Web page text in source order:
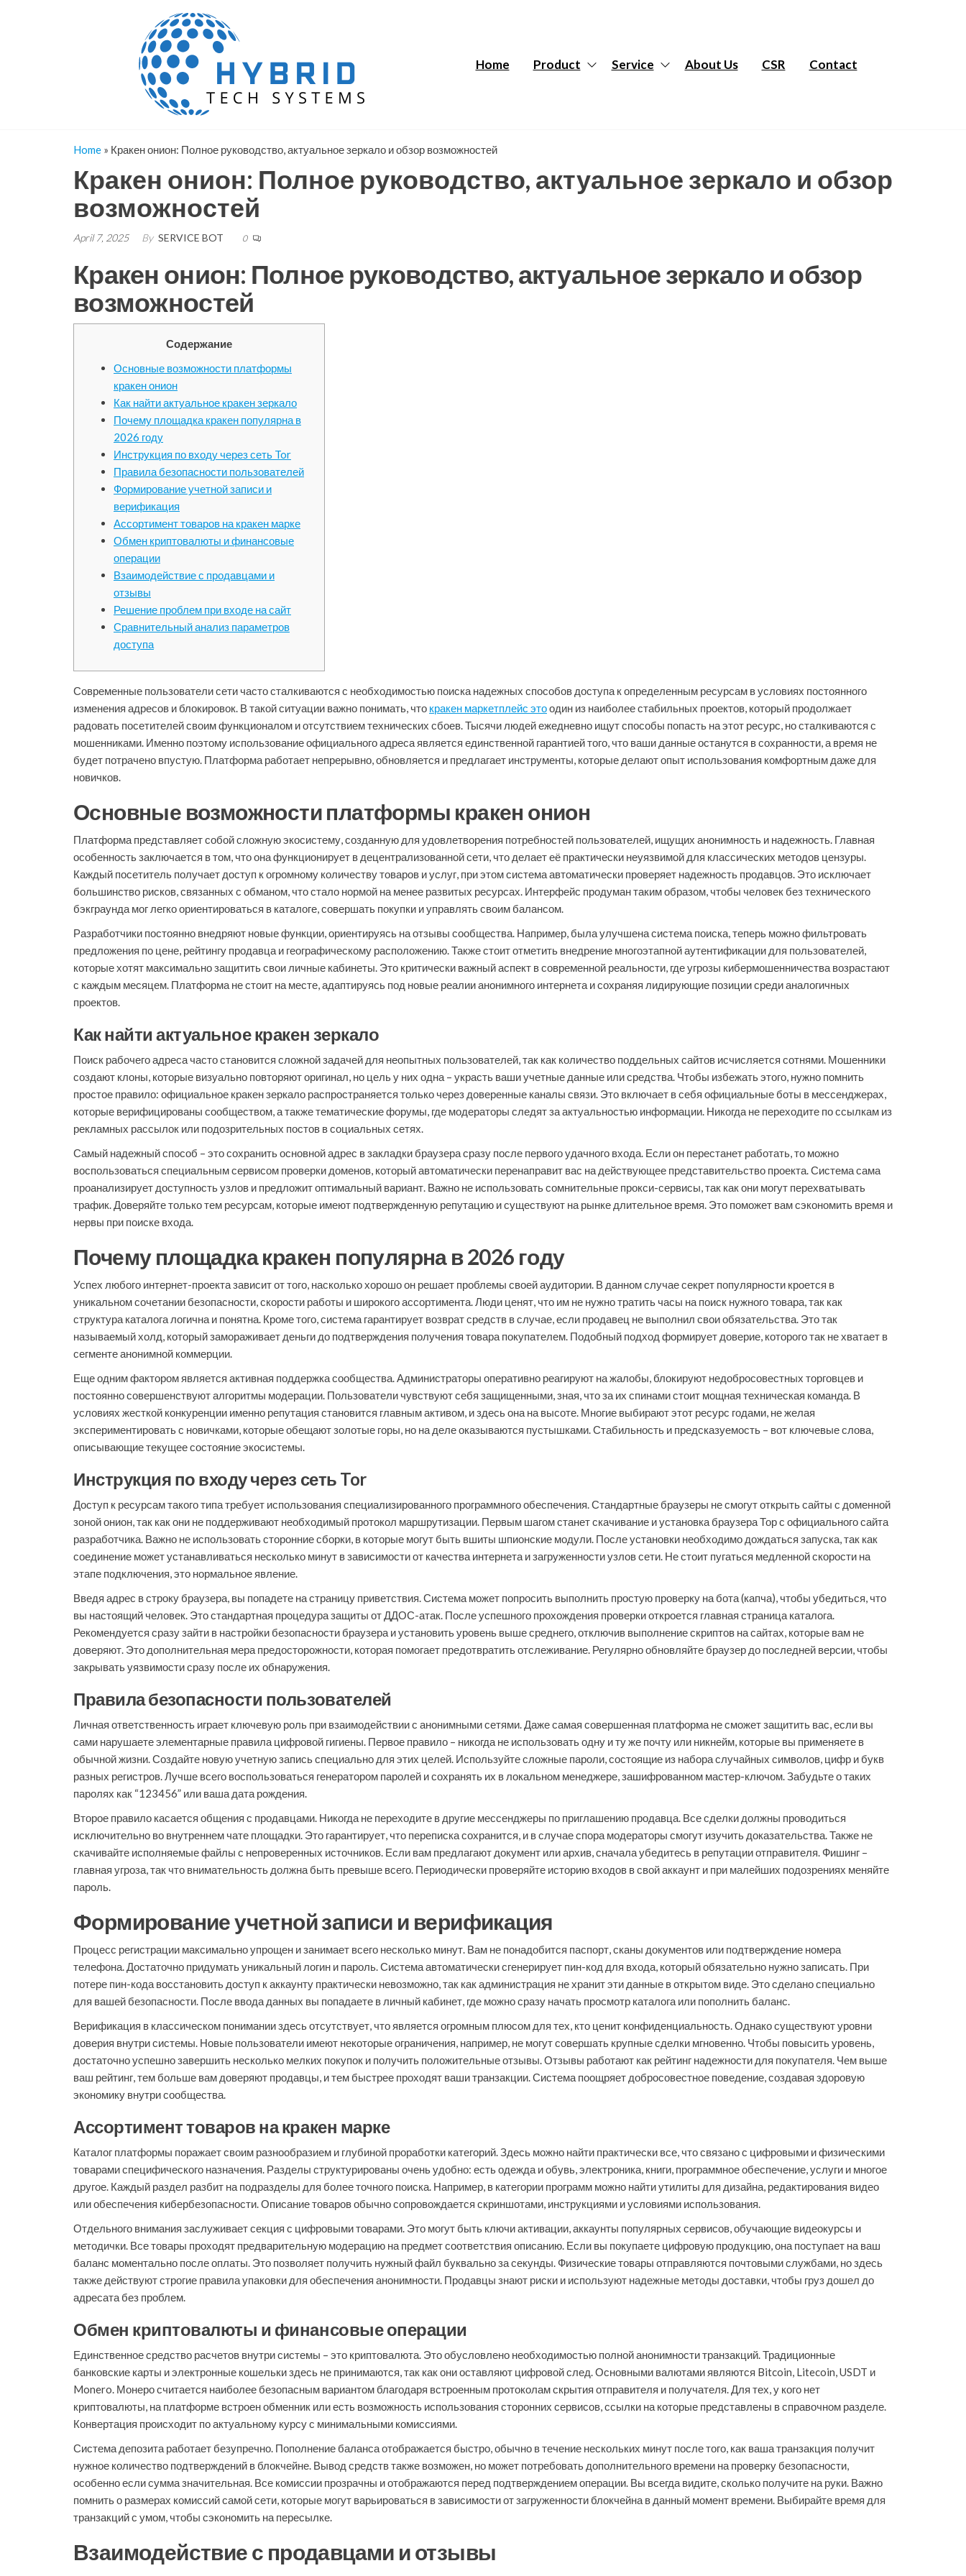
Systems
Home Product Service About Us CSR Contact
Home » Кракен онион: Полное руководство, актуальное зеркало и обзор возможностей
Кракен онион: Полное руководство, актуальное зеркало и обзор
возможностей
April 7, 2025 By SERVICE BOT 0
Кракен онион: Полное руководство, актуальное зеркало и обзор
возможностей
Содержание
Основные возможности платформы
кракен онион
Как найти актуальное кракен зеркало
Почему площадка кракен популярна в
2026 году
Инструкция по входу через сеть Tor
Правила безопасности пользователей
Формирование учетной записи и
верификация
Ассортимент товаров на кракен марке
Обмен криптовалюты и финансовые
операции
Взаимодействие с продавцами и
отзывы
Решение проблем при входе на сайт
Сравнительный анализ параметров
доступа
Современные пользователи сети часто сталкиваются с необходимостью поиска надежных способов доступа к определенным ресурсам в условиях постоянного
изменения адресов и блокировок. В такой ситуации важно понимать, что кракен маркетплейс этоодин из наиболее стабильных проектов, который продолжает
радовать посетителей своим функционалом и отсутствием технических сбоев. Тысячи людей ежедневно ищут способы попасть на этот ресурс, но сталкиваются с
мошенниками. Именно поэтому использование официального адреса является единственной гарантией того, что ваши данные останутся в сохранности, а время не
будет потрачено впустую. Платформа работает непрерывно, обновляется и предлагает инструменты, которые делают опыт использования комфортным даже для
новичков.
Основные возможности платформы кракен онион
Платформа представляет собой сложную экосистему, созданную для удовлетворения потребностей пользователей, ищущих анонимность и надежность. Главная
особенность заключается в том, что она функционирует в децентрализованной сети, что делает её практически неуязвимой для классических методов цензуры.
Каждый посетитель получает доступ к огромному количеству товаров и услуг, при этом система автоматически проверяет надежность продавцов. Это исключает
большинство рисков, связанных с обманом, что стало нормой на менее развитых ресурсах. Интерфейс продуман таким образом, чтобы человек без технического
бэкграунда мог легко ориентироваться в каталоге, совершать покупки и управлять своим балансом.
Разработчики постоянно внедряют новые функции, ориентируясь на отзывы сообщества. Например, была улучшена система поиска, теперь можно фильтровать
предложения по цене, рейтингу продавца и географическому расположению. Также стоит отметить внедрение многоэтапной аутентификации для пользователей,
которые хотят максимально защитить свои личные кабинеты. Это критически важный аспект в современной реальности, где угрозы кибермошенничества возрастают
с каждым месяцем. Платформа не стоит на месте, адаптируясь под новые реалии анонимного интернета и сохраняя лидирующие позиции среди аналогичных
проектов.
Как найти актуальное кракен зеркало
Поиск рабочего адреса часто становится сложной задачей для неопытных пользователей, так как количество поддельных сайтов исчисляется сотнями. Мошенники
создают клоны, которые визуально повторяют оригинал, но цель у них одна – украсть ваши учетные данные или средства. Чтобы избежать этого, нужно помнить
простое правило: официальное кракен зеркало распространяется только через доверенные каналы связи. Это включает в себя официальные боты в мессенджерах,
которые верифицированы сообществом, а также тематические форумы, где модераторы следят за актуальностью информации. Никогда не переходите по ссылкам из
рекламных рассылок или подозрительных постов в социальных сетях.
Самый надежный способ – это сохранить основной адрес в закладки браузера сразу после первого удачного входа. Если он перестанет работать, то можно
воспользоваться специальным сервисом проверки доменов, который автоматически перенаправит вас на действующее представительство проекта. Система сама
проанализирует доступность узлов и предложит оптимальный вариант. Важно не использовать сомнительные прокси-сервисы, так как они могут перехватывать
трафик. Доверяйте только тем ресурсам, которые имеют подтвержденную репутацию и существуют на рынке длительное время. Это поможет вам сэкономить время и
нервы при поиске входа.
Почему площадка кракен популярна в 2026 году
Успех любого интернет-проекта зависит от того, насколько хорошо он решает проблемы своей аудитории. В данном случае секрет популярности кроется в
уникальном сочетании безопасности, скорости работы и широкого ассортимента. Люди ценят, что им не нужно тратить часы на поиск нужного товара, так как
структура каталога логична и понятна. Кроме того, система гарантирует возврат средств в случае, если продавец не выполнил свои обязательства. Это так
называемый холд, который замораживает деньги до подтверждения получения товара покупателем. Подобный подход формирует доверие, которого так не хватает в
сегменте анонимной коммерции.
Еще одним фактором является активная поддержка сообщества. Администраторы оперативно реагируют на жалобы, блокируют недобросовестных торговцев и
постоянно совершенствуют алгоритмы модерации. Пользователи чувствуют себя защищенными, зная, что за их спинами стоит мощная техническая команда. В
условиях жесткой конкуренции именно репутация становится главным активом, и здесь она на высоте. Многие выбирают этот ресурс годами, не желая
экспериментировать с новичками, которые обещают золотые горы, но на деле оказываются пустышками. Стабильность и предсказуемость – вот ключевые слова,
описывающие текущее состояние экосистемы.
Инструкция по входу через сеть Tor
Доступ к ресурсам такого типа требует использования специализированного программного обеспечения. Стандартные браузеры не смогут открыть сайты с доменной
зоной онион, так как они не поддерживают необходимый протокол маршрутизации. Первым шагом станет скачивание и установка браузера Тор с официального сайта
разработчика. Важно не использовать сторонние сборки, в которые могут быть вшиты шпионские модули. После установки необходимо дождаться запуска, так как
соединение может устанавливаться несколько минут в зависимости от качества интернета и загруженности узлов сети. Не стоит пугаться медленной скорости на
этапе подключения, это нормальное явление.
Введя адрес в строку браузера, вы попадете на страницу приветствия. Система может попросить выполнить простую проверку на бота (капча), чтобы убедиться, что
вы настоящий человек. Это стандартная процедура защиты от ДДОС-атак. После успешного прохождения проверки откроется главная страница каталога.
Рекомендуется сразу зайти в настройки безопасности браузера и установить уровень выше среднего, отключив выполнение скриптов на сайтах, которые вам не
доверяют. Это дополнительная мера предосторожности, которая помогает предотвратить отслеживание. Регулярно обновляйте браузер до последней версии, чтобы
закрывать уязвимости сразу после их обнаружения.
Правила безопасности пользователей
Личная ответственность играет ключевую роль при взаимодействии с анонимными сетями. Даже самая совершенная платформа не сможет защитить вас, если вы
сами нарушаете элементарные правила цифровой гигиены. Первое правило – никогда не использовать одну и ту же почту или никнейм, которые вы применяете в
обычной жизни. Создайте новую учетную запись специально для этих целей. Используйте сложные пароли, состоящие из набора случайных символов, цифр и букв
разных регистров. Лучше всего воспользоваться генератором паролей и сохранять их в локальном менеджере, зашифрованном мастер-ключом. Забудьте о таких
паролях как “123456” или ваша дата рождения.
Второе правило касается общения с продавцами. Никогда не переходите в другие мессенджеры по приглашению продавца. Все сделки должны проводиться
исключительно во внутреннем чате площадки. Это гарантирует, что переписка сохранится, и в случае спора модераторы смогут изучить доказательства. Также не
скачивайте исполняемые файлы с непроверенных источников. Если вам предлагают документ или архив, сначала убедитесь в репутации отправителя. Фишинг –
главная угроза, так что внимательность должна быть превыше всего. Периодически проверяйте историю входов в свой аккаунт и при малейших подозрениях меняйте
пароль.
Формирование учетной записи и верификация
Процесс регистрации максимально упрощен и занимает всего несколько минут. Вам не понадобится паспорт, сканы документов или подтверждение номера
телефона. Достаточно придумать уникальный логин и пароль. Система автоматически сгенерирует пин-код для входа, который обязательно нужно записать. При
потере пин-кода восстановить доступ к аккаунту практически невозможно, так как администрация не хранит эти данные в открытом виде. Это сделано специально
для вашей безопасности. После ввода данных вы попадаете в личный кабинет, где можно сразу начать просмотр каталога или пополнить баланс.
Верификация в классическом понимании здесь отсутствует, что является огромным плюсом для тех, кто ценит конфиденциальность. Однако существуют уровни
доверия внутри системы. Новые пользователи имеют некоторые ограничения, например, не могут совершать крупные сделки мгновенно. Чтобы повысить уровень,
достаточно успешно завершить несколько мелких покупок и получить положительные отзывы. Отзывы работают как рейтинг надежности для покупателя. Чем выше
ваш рейтинг, тем больше вам доверяют продавцы, и тем быстрее проходят ваши транзакции. Система поощряет добросовестное поведение, создавая здоровую
экономику внутри сообщества.
Ассортимент товаров на кракен марке
Каталог платформы поражает своим разнообразием и глубиной проработки категорий. Здесь можно найти практически все, что связано с цифровыми и физическими
товарами специфического назначения. Разделы структурированы очень удобно: есть одежда и обувь, электроника, книги, программное обеспечение, услуги и многое
другое. Каждый раздел разбит на подразделы для более точного поиска. Например, в категории программ можно найти утилиты для дизайна, редактирования видео
или обеспечения кибербезопасности. Описание товаров обычно сопровождается скриншотами, инструкциями и условиями использования.
Отдельного внимания заслуживает секция с цифровыми товарами. Это могут быть ключи активации, аккаунты популярных сервисов, обучающие видеокурсы и
методички. Все товары проходят предварительную модерацию на предмет соответствия описанию. Если вы покупаете цифровую продукцию, она поступает на ваш
баланс моментально после оплаты. Это позволяет получить нужный файл буквально за секунды. Физические товары отправляются почтовыми службами, но здесь
также действуют строгие правила упаковки для обеспечения анонимности. Продавцы знают риски и используют надежные методы доставки, чтобы груз дошел до
адресата без проблем.
Обмен криптовалюты и финансовые операции
Единственное средство расчетов внутри системы – это криптовалюта. Это обусловлено необходимостью полной анонимности транзакций. Традиционные
банковские карты и электронные кошельки здесь не принимаются, так как они оставляют цифровой след. Основными валютами являются Bitcoin, Litecoin, USDT и
Monero. Монеро считается наиболее безопасным вариантом благодаря встроенным протоколам скрытия отправителя и получателя. Для тех, у кого нет
криптовалюты, на платформе встроен обменник или есть возможность использования сторонних сервисов, ссылки на которые представлены в справочном разделе.
Конвертация происходит по актуальному курсу с минимальными комиссиями.
Система депозита работает безупречно. Пополнение баланса отображается быстро, обычно в течение нескольких минут после того, как ваша транзакция получит
нужное количество подтверждений в блокчейне. Вывод средств также возможен, но может потребовать дополнительного времени на проверку безопасности,
особенно если сумма значительная. Все комиссии прозрачны и отображаются перед подтверждением операции. Вы всегда видите, сколько получите на руки. Важно
помнить о размерах комиссий самой сети, которые могут варьироваться в зависимости от загруженности блокчейна в данный момент времени. Выбирайте время для
транзакций с умом, чтобы сэкономить на пересылке.
Взаимодействие с продавцами и отзывы